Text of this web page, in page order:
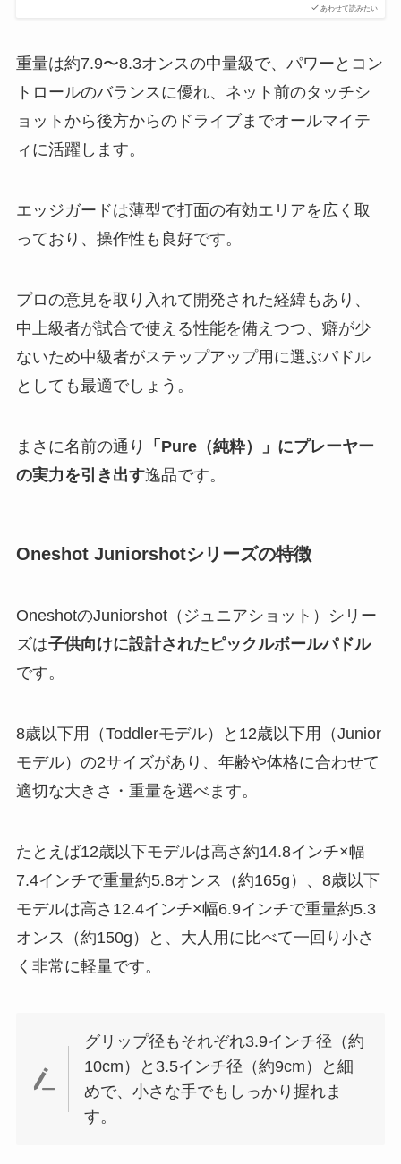
あわせて読みたい
重量は約7.9〜8.3オンスの中量級で、パワーとコン
トロールのバランスに優れ、ネット前のタッチシ
ョットから後方からのドライブまでオールマイテ
ィに活躍します。
エッジガードは薄型で打面の有効エリアを広く取
っており、操作性も良好です。
プロの意見を取り入れて開発された経緯もあり、
中上級者が試合で使える性能を備えつつ、癖が少
ないため中級者がステップアップ用に選ぶパドル
としても最適でしょう。
まさに名前の通り
「Pure（純粋）」にプレーヤー
の実力を引き出す逸品です。
Oneshot Juniorshotシリーズの特徴
OneshotのJuniorshot（ジュニアショット）シリー
ズは子供向けに設計されたピックルボールパドル
です。
8歳以下用（Toddlerモデル）と12歳以下用（Junior
モデル）の2サイズがあり、年齢や体格に合わせて
適切な大きさ・重量を選べます。
たとえば12歳以下モデルは高さ約14.8インチ×幅
7.4インチで重量約5.8オンス（約165g）、8歳以下
モデルは高さ12.4インチ×幅6.9インチで重量約5.3
オンス（約150g）と、大人用に比べて一回り小さ
く非常に軽量です。
グリップ径もそれぞれ3.9インチ径（約
10cm）と3.5インチ径（約9cm）と細
めで、小さな手でもしっかり握れま
す。